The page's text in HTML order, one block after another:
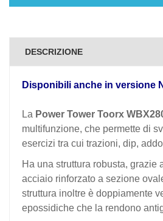
DESCRIZIONE
Disponibili anche in versione
La Power Tower Toorx
multifunzione, che permette di
esercizi tra cui trazioni, dip,
Ha una struttura robusta, grazie
acciaio rinforzato a sezione
struttura inoltre è doppiamente
epossidiche che la rendono